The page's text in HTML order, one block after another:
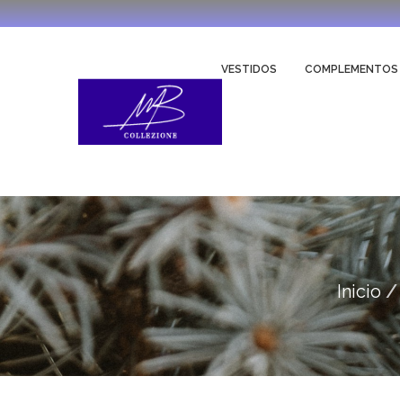
VESTIDOS COMPLEMENTOS
Inicio